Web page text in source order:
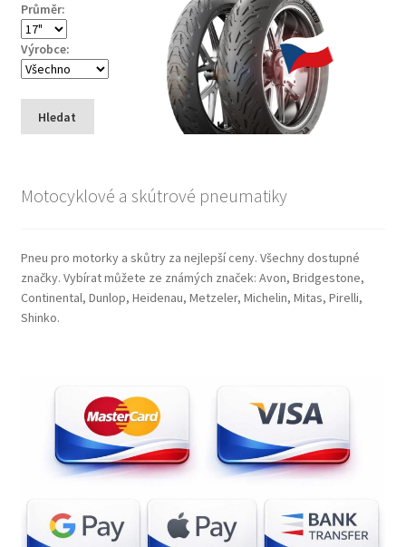
Průměr:
Výrobce:
Hledat
Motocyklové a skútrové pneumatiky
Pneu pro motorky a skůtry za nejlepší ceny. Všechny dostupné
značky. Vybírat můžete ze známých značek: Avon, Bridgestone,
Continental, Dunlop, Heidenau, Metzeler, Michelin, Mitas, Pirelli,
Shinko.